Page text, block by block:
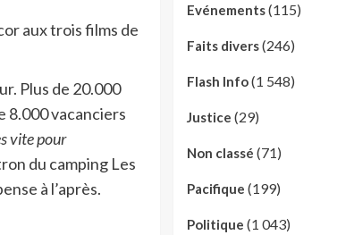
aux trois films de
Plus de 20.000
8.000 vacanciers
vite pour
du camping Les
à l’après.
Evénements(115)
Faits divers(246)
Flash Info(1 548)
Justice (29)
Non classé (71)
Pacifique (199)
Politique (1 043)